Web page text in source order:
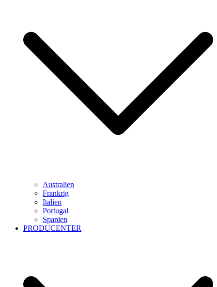
Australien
Frankrig
Italien
Portugal
Spanien
PRODUCENTER